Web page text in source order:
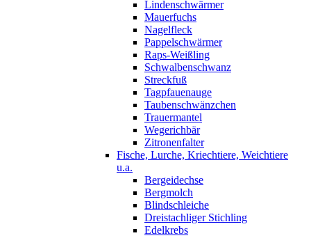
Lindenschwärmer
Mauerfuchs
Nagelfleck
Pappelschwärmer
Raps-Weißling
Schwalbenschwanz
Streckfuß
Tagpfauenauge
Taubenschwänzchen
Trauermantel
Wegerichbär
Zitronenfalter
Fische, Lurche, Kriechtiere, Weichtiere
u.a.
Bergeidechse
Bergmolch
Blindschleiche
Dreistachliger Stichling
Edelkrebs